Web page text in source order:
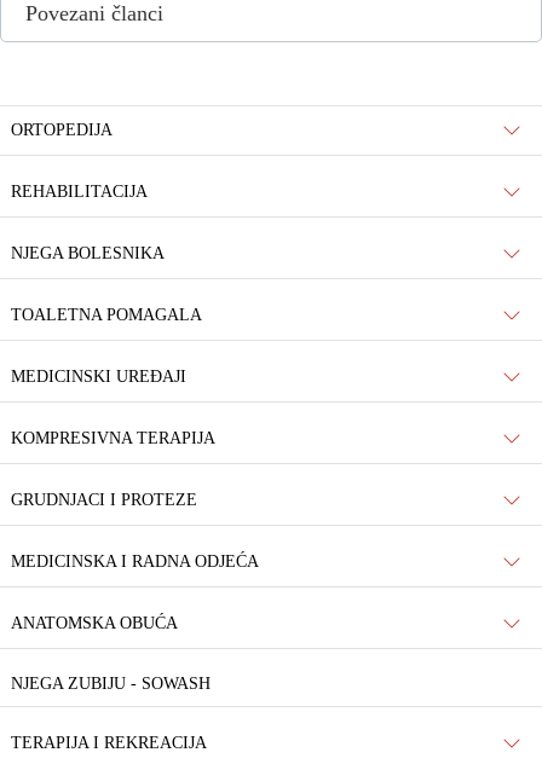
ORTOPEDIJA
REHABILITACIJA
NJEGA BOLESNIKA
TOALETNA POMAGALA
MEDICINSKI UREĐAJI
KOMPRESIVNA TERAPIJA
GRUDNJACI I PROTEZE
MEDICINSKA I RADNA ODJEĆA
ANATOMSKA OBUĆA
NJEGA ZUBIJU - SOWASH
TERAPIJA I REKREACIJA
Povezani članci